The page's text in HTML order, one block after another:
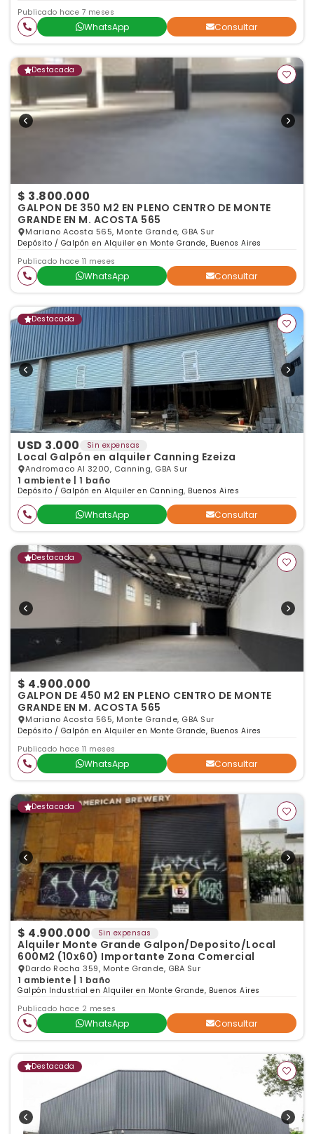
Publicado hace 7 meses
WhatsApp Consultar
Destacada
$ 3.800.000
GALPON DE 350 M2 EN PLENO CENTRO DE MONTE
GRANDE EN M. ACOSTA 565
Mariano Acosta 565, Monte Grande, GBA Sur
Depósito / Galpón en Alquiler en Monte Grande, Buenos Aires
Publicado hace 11 meses
WhatsApp Consultar
Destacada
USD 3.000 Sin expensas
Local Galpón en alquiler Canning Ezeiza
Andromaco Al 3200, Canning, GBA Sur
1 ambiente | 1 baño
Depósito / Galpón en Alquiler en Canning, Buenos Aires
WhatsApp Consultar
Destacada
$ 4.900.000
GALPON DE 450 M2 EN PLENO CENTRO DE MONTE
GRANDE EN M. ACOSTA 565
Mariano Acosta 565, Monte Grande, GBA Sur
Depósito / Galpón en Alquiler en Monte Grande, Buenos Aires
Publicado hace 11 meses
WhatsApp Consultar
Destacada
$ 4.900.000 Sin expensas
Alquiler Monte Grande Galpon/Deposito/Local
600M2 (10x60) Importante Zona Comercial
Dardo Rocha 359, Monte Grande, GBA Sur
1 ambiente | 1 baño
Galpón Industrial en Alquiler en Monte Grande, Buenos Aires
Publicado hace 2 meses
WhatsApp Consultar
Destacada